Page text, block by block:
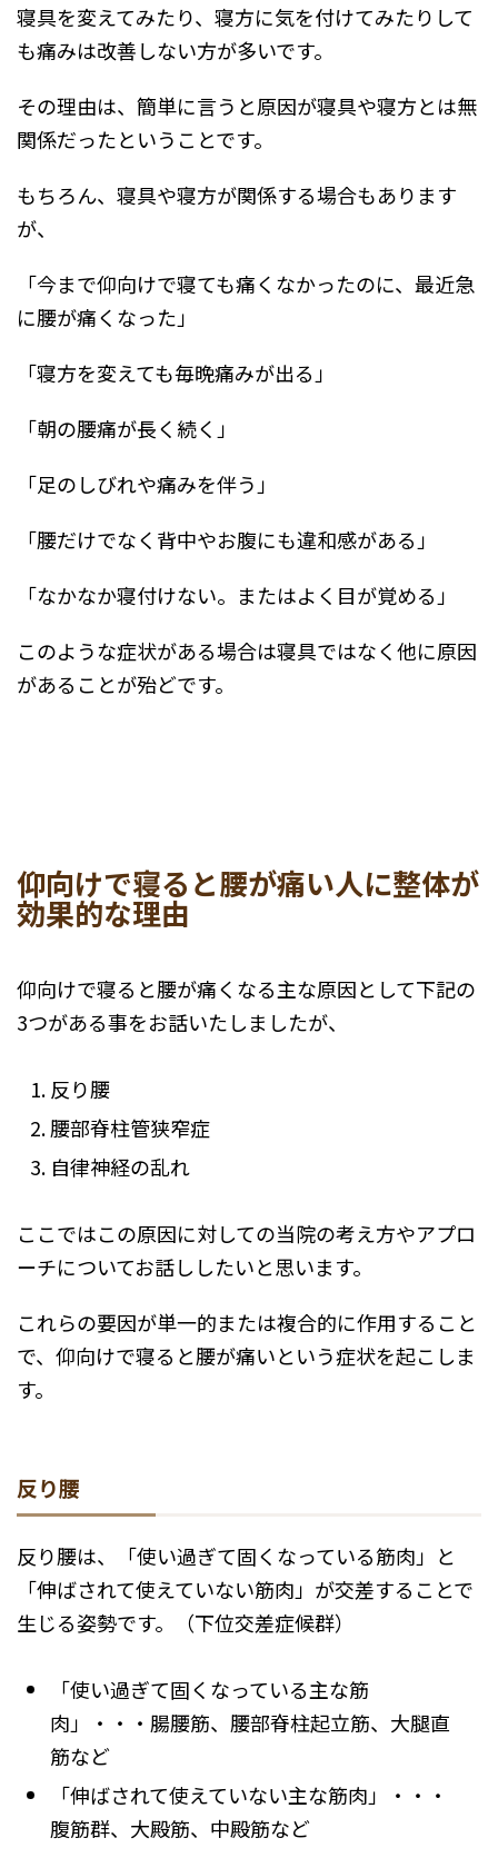
寝具を変えてみたり、寝方に気を付けてみたりして
も痛みは改善しない方が多いです。
その理由は、簡単に言うと原因が寝具や寝方とは無
関係だったということです。
もちろん、寝具や寝方が関係する場合もあります
が、
「今まで仰向けで寝ても痛くなかったのに、最近急
に腰が痛くなった」
「寝方を変えても毎晩痛みが出る」
「朝の腰痛が長く続く」
「足のしびれや痛みを伴う」
「腰だけでなく背中やお腹にも違和感がある」
「なかなか寝付けない。またはよく目が覚める」
このような症状がある場合は寝具ではなく他に原因
があることが殆どです。
仰向けで寝ると腰が痛い人に整体が
効果的な理由
仰向けで寝ると腰が痛くなる主な原因として下記の
3つがある事をお話いたしましたが、
反り腰
腰部脊柱管狭窄症
自律神経の乱れ
ここではこの原因に対しての当院の考え方やアプロ
ーチについてお話ししたいと思います。
これらの要因が単一的または複合的に作用すること
で、仰向けで寝ると腰が痛いという症状を起こしま
す。
反り腰
反り腰は、「使い過ぎて固くなっている筋肉」と
「伸ばされて使えていない筋肉」が交差することで
生じる姿勢です。（下位交差症候群）
「使い過ぎて固くなっている主な筋
肉」・・・腸腰筋、腰部脊柱起立筋、大腿直
筋など
「伸ばされて使えていない主な筋肉」・・・
腹筋群、大殿筋、中殿筋など